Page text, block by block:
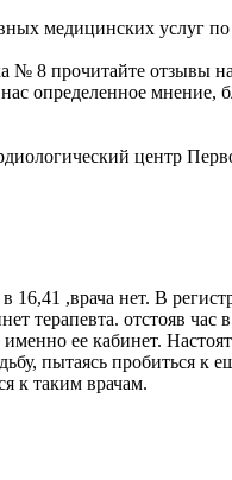
медицинских услуг
8 прочитайте отзывы
определенное мнение,
центр
,врача нет. В
терапевта. отстояв час
ее кабинет.
пытаясь пробиться к
к таким врачам.